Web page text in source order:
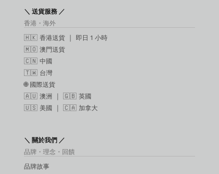
＼ 送貨服務 ／
香港・海外
🇭🇰 香港送貨 ｜ 即日 1 小時
🇲🇴 澳門送貨
🇨🇳 中國
🇹🇼 台灣
🌐國際送貨
🇦🇺 澳洲 ｜ 🇬🇧 英國
🇺🇸 美國 ｜ 🇨🇦 加拿大
＼ 關於我們 ／
品牌・理念・回饋
品牌故事